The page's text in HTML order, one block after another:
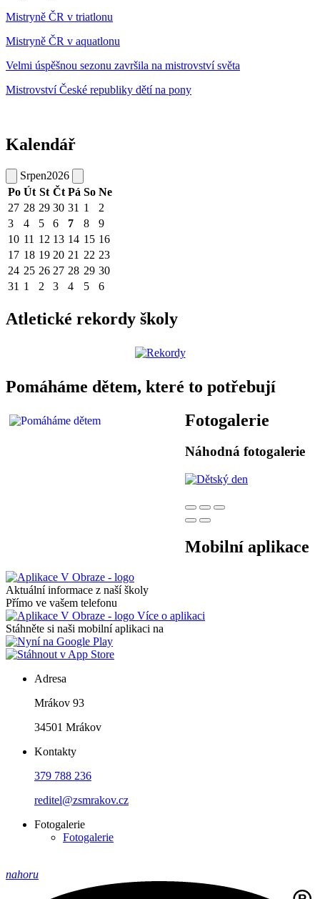
Mistryně ČR v triatlonu
Mistryně ČR v aquatlonu
Velmi úspěšnou sezonu završila na mistrovství světa
Mistrovství České republiky dětí na pony
Kalendář
Srpen2026
Po Út St Čt Pá So Ne
27 28 29 30 31 1
2
3
4 5 6 7 8
9
10 11 12 13 14 15 16
17 18 19 20 21 22 23
24 25 26 27 28 29 30
31 1 2 3 4 5 6
Atletické rekordy školy
Pomáháme dětem, které to potřebují
Fotogalerie
Náhodná fotogalerie
Mobilní aplikace
Aktuální informace z naší školy
Přímo ve vašem telefonu
Více o aplikaci
Stáhněte si naši mobilní aplikaci na
Adresa
Mrákov 93
34501 Mrákov
Kontakty
379 788 236
reditel@zsmrakov.cz
Fotogalerie
Fotogalerie
nahoru